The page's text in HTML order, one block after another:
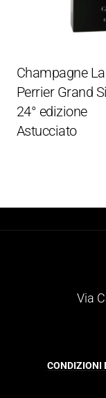
Champagne
Perrier Grand Siecle
24° edizione
Astucciato
Via
CONDIZIONI